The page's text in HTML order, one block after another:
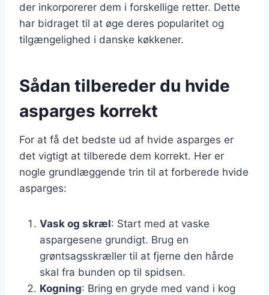
der inkorporerer dem i forskellige retter. Dette
har bidraget til at øge deres popularitet og
tilgængelighed i danske køkkener.
Sådan tilbereder du hvide
asparges korrekt
For at få det bedste ud af hvide asparges er
det vigtigt at tilberede dem korrekt. Her er
nogle grundlæggende trin til at forberede hvide
asparges:
Vask og skræl: Start med at vaske
aspargesene grundigt. Brug en
grøntsagsskræller til at fjerne den hårde
skal fra bunden op til spidsen.
Kogning: Bring en gryde med vand i kog